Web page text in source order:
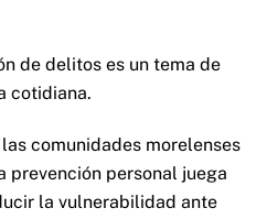
de delitos es un tema de
cotidiana.
comunidades morelenses
prevención personal juega
la vulnerabilidad ante